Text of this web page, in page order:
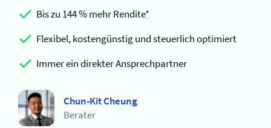
Bis zu 144 % mehr Rendite*
Flexibel, kostengünstig und steuerlich optimiert
Immer ein direkter Ansprechpartner
Chun-Kit Cheung
Berater